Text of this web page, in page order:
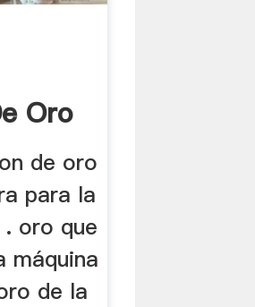
Oro
de oro
para la
oro que
máquina
de la